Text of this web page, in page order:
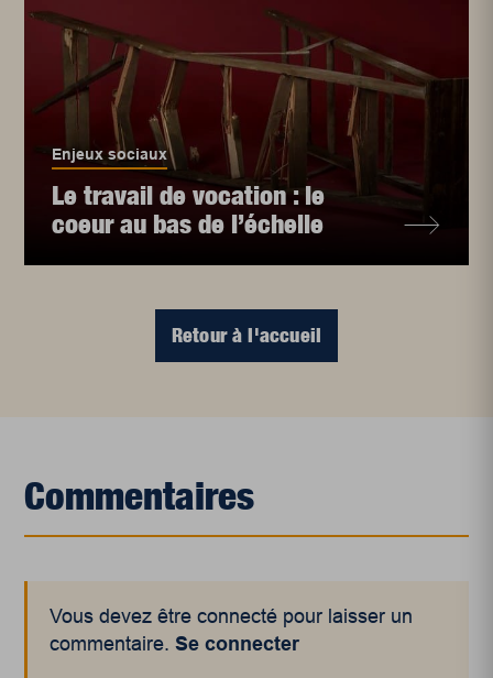
Enjeux sociaux
Le travail de vocation : le
coeur au bas de l’échelle
Retour à l'accueil
Commentaires
Vous devez être connecté pour laisser un
commentaire.Se connecter